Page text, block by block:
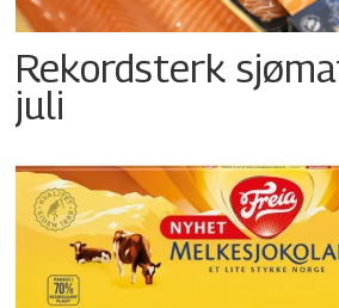
Rekordsterk
juli